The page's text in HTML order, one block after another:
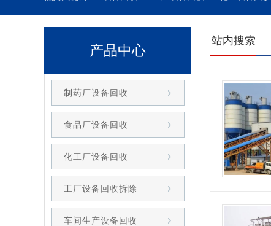
产品中心
制药厂设备回收
食品厂设备回收
化工厂设备回收
工厂设备回收拆除
车间生产设备回收
站内搜索